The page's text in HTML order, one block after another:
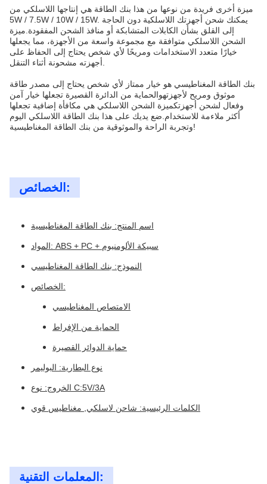
ميزة أخرى فريدة من نوعها من هذا بنك الطاقة هي إنتاجها اللاسلكي من
5W / 7.5W / 10W / 15W. يمكنك شحن أجهزتك اللاسلكية دون الحاجة
إلى القلق بشأن الكابلات المتشابكة أو منافذ الشحن المفقودة.ميزة
الشحن اللاسلكي متوافقة مع مجموعة واسعة من الأجهزة، مما يجعلها
خيارًا متعدد الاستخدامات ومريحًا لأي شخص يحتاج إلى الحفاظ على
بنك الطاقة المغناطيسي هو خيار ممتاز لأي شخص يحتاج إلى مصدر طاقة
موثوق ومريح لأجهزتهوالحماية من الدائرة القصيرة تجعلها خيار آمن
وفعال لشحن أجهزتكميزة الشحن اللاسلكي هي مكافأة إضافية تجعلها
أكثر ملاءمة للاستخدام.ضع يديك على هذا بنك الطاقة اللاسلكي اليوم
وتجربة الراحة والموثوقية من بنك الطاقة المغناطيسية!
الخصائص:
اسم المنتج: بنك الطاقة المغناطيسية
المواد: ABS + PC + سبيكة الألومنيوم
النموذج: بنك الطاقة المغناطيسي
الخصائص:
الامتصاص المغناطيسي
الحماية من الإفراط
حماية الدوائر القصيرة
نوع البطارية: البوليمر
الخروج: نوع C:5V/3A
الكلمات الرئيسية: شاحن لاسلكي, مغناطيس قوي
المعلمات التقنية: